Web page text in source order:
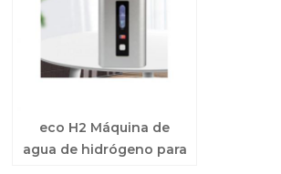
eco H2 Máquina de
agua de hidrógeno para